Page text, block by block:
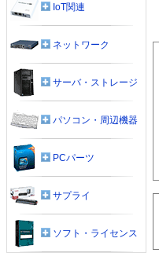
IoT関連
ネットワーク
サーバ・ストレージ
パソコン・周辺機器
PCパーツ
サプライ
ソフト・ライセンス